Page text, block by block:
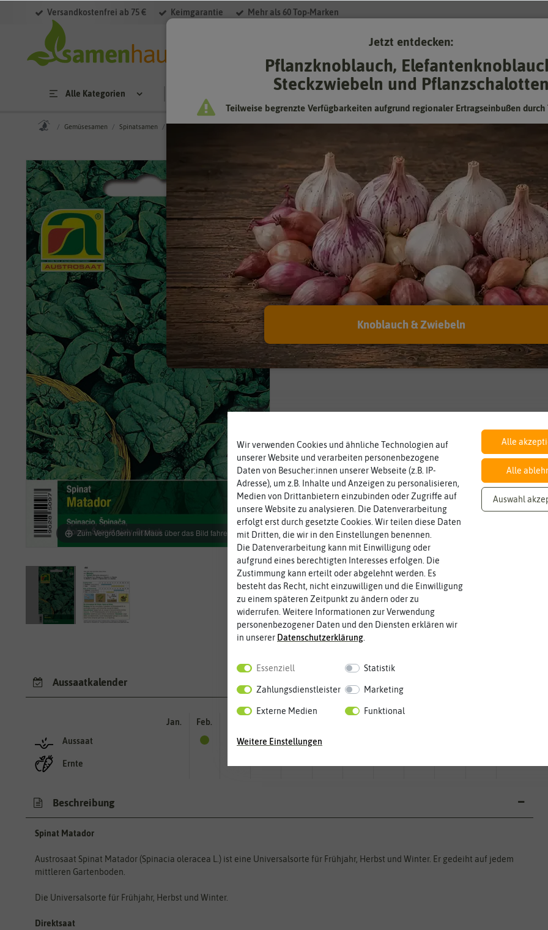
Versandkostenfrei ab 75 € Keimgarantie Mehr als 60 Top-Marken
Alle Kategorien
Gemüsesamen Spinatsamen
Zum Vergrößern mit Maus über das Bild fahren
Spinat Matador
Die Universalsorte für Frühjahr, Herbst und Winter
Hersteller:
Austrosaat
Artikelnummer:
455-as
EAN:
9001415544555
Lebensdauer
Pflanzen werden kategorisiert in:
mehrjährig.
Aussaatkalender
Aussaat
Ernte
Jan. Feb.
Beschreibung
Spinat Matador
Austrosaat Spinat Matador (Spinacia oleracea L.) ist eine Universalsorte für Frühjahr, Herbst und Winter. Er gedeiht auf jedem
mittleren Gartenboden.
Die Universalsorte für Frühjahr, Herbst und Winter.
Direktsaat
Wir verwenden Cookies und ähnliche Technologien auf
unserer Website und verarbeiten personenbezogene
Daten von Besucher:innen unserer Webseite (z.B. IP-
Adresse), um z.B. Inhalte und Anzeigen zu personalisieren,
Medien von Drittanbietern einzubinden oder Zugriffe auf
unsere Website zu analysieren. Die Datenverarbeitung
erfolgt erst durch gesetzte Cookies. Wir teilen diese Daten
mit Dritten, die wir in den Einstellungen benennen.
Die Datenverarbeitung kann mit Einwilligung oder
aufgrund eines berechtigten Interesses erfolgen. Die
Zustimmung kann erteilt oder abgelehnt werden. Es
besteht das Recht, nicht einzuwilligen und die Einwilligung
zu einem späteren Zeitpunkt zu ändern oder zu
widerrufen. Weitere Informationen zur Verwendung
personenbezogener Daten und den Diensten erklären wir
in unserer Daten­schutz­erklärung
Essenziell Statistik
Zahlungsdienstleister Marketing
Externe Medien Funktional
Weitere Einstellungen
Alle
Alle
Auswahl
Jetzt entdecken:
Pflanzknoblauch,
Steckzwiebeln und
Teilweise begrenzte Verfügbarkeiten aufgrund regionaler Ertragseinbußen durch
Knoblauch & Zwiebeln